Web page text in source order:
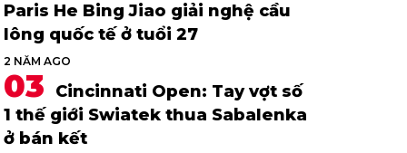
Paris He Bing Jiao giải nghệ cầu
lông quốc tế ở tuổi 27
2 NĂM AGO
Cincinnati Open: Tay vợt số
1 thế giới Swiatek thua Sabalenka
ở bán kết